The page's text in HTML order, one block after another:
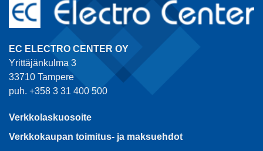
EC ELECTRO CENTER OY
Yrittäjänkulma 3
33710 Tampere
puh. +358 3 31 400 500
Verkkolaskuosoite
Verkkokaupan toimitus- ja maksuehdot